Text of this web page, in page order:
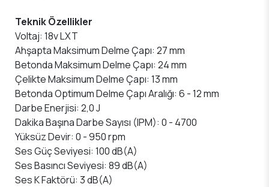
Teknik Özellikler
Voltaj: 18v LXT
Ahşapta Maksimum Delme Çapı: 27 mm
Betonda Maksimum Delme Çapı: 24 mm
Çelikte Maksimum Delme Çapı: 13 mm
Betonda Optimum Delme Çapı Aralığı: 6 - 12 mm
Darbe Enerjisi: 2,0 J
Dakika Başına Darbe Sayısı (IPM): 0 - 4700
Yüksüz Devir: 0 - 950 rpm
Ses Güç Seviyesi: 100 dB(A)
Ses Basıncı Seviyesi: 89 dB(A)
Ses K Faktörü: 3 dB(A)